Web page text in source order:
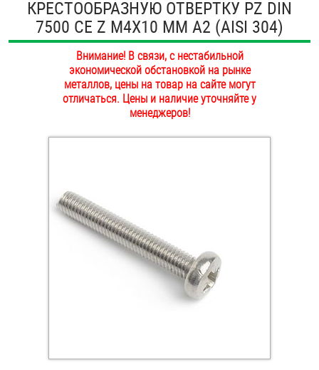
ОПЛАТА И ДОСТАВКА
НАШИ МАГАЗИНЫ
Втулки
Дюбели
Инструмент
Крюки, кольца с метрической резьбой
Крюки, кольца с шурупной резьбой
КРЕСТООБРАЗНУЮ ОТВЕРТКУ PZ DIN
7500 CE Z М4Х10 ММ А2 (AISI 304)
Внимание! В связи, с нестабильной
экономической обстановкой на рынке
металлов, цены на товар на сайте могут
отличаться. Цены и наличие уточняйте у
менеджеров!